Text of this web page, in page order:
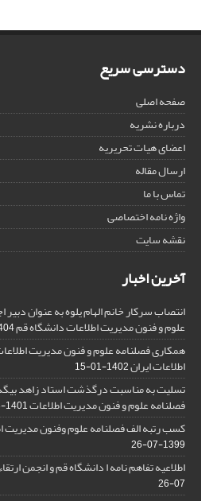
دسترسی سریع
صفحه اصلی
درباره نشریه
اعضای هیات تحریریه
ارسال مقاله
تماس با ما
واژه نامه اختصاصی
نقشه سایت
آخرین اخبار
انتصاب سرکار خانم الهام یلوه به عنوان
علوم و فنون مدیریت اطلاعات دانشگاه قم03-29
همکاری فصلنامه علوم و فنون مدیریت
اطلاعات ایران1402-01-15
تسلیت به مناسبت درگذشت استاد زاهد
فصلنامه علوم و فنون مدیریت اطلاعات1401-03-15
کسب رتبه الف فصلنامه علوم وفنون مدیریت
1399-07-26
اطلاعیه تفاهم نامه ا دانشگاه قم و انجمن
07-26